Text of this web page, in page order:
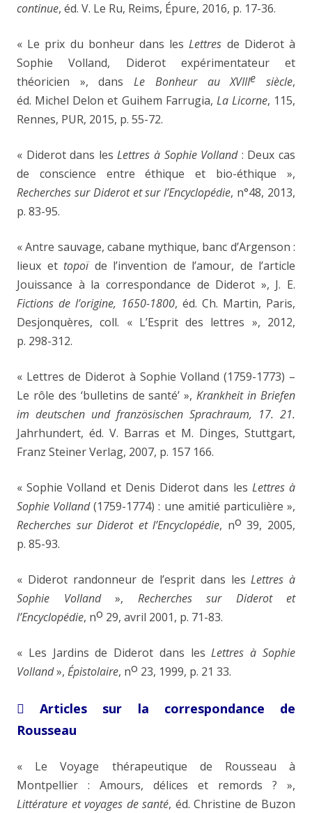
continue, éd. V. Le Ru, Reims, Épure, 2016, p. 17-36.
« Le prix du bonheur dans lesLettres de Diderot à
Sophie Volland, Diderot expérimentateur et
théoricien », dansLe Bonheur au XVIIIe siècle,
éd. Michel Delon et Guihem Farrugia, La Licorne, 115,
Rennes, PUR, 2015, p. 55-72.
« Diderot dans lesLettres à Sophie Volland: Deux cas
de conscience entre éthique et bio-éthique »,
Recherches sur Diderot et sur l’Encyclopédie, n°48, 2013,
p. 83-95.
« Antre sauvage, cabane mythique, banc d’Argenson :
lieux et topoï de l’invention de l’amour, de l’article
Jouissance à la correspondance de Diderot », J. E.
Fictions de l’origine, 1650-1800, éd. Ch. Martin, Paris,
Desjonquères, coll. « L’Esprit des lettres », 2012,
p. 298-312.
« Lettres de Diderot à Sophie Volland (1759-1773) –
Le rôle des ‘bulletins de santé’ »,Krankheit in Briefen
im deutschen und französischen Sprachraum, 17. 21.
Jahrhundert, éd. V. Barras et M. Dinges, Stuttgart,
Franz Steiner Verlag, 2007, p. 157 166.
« Sophie Volland et Denis Diderot dans les Lettres à
Sophie Volland(1759-1774) : une amitié particulière »,
Recherches sur Diderot et l’Encyclopédie, no 39, 2005,
p. 85-93.
« Diderot randonneur de l’esprit dans lesLettres à
Sophie Volland», Recherches sur Diderot et
l’Encyclopédie, no 29, avril 2001, p. 71-83.
« Les Jardins de Diderot dans lesLettres à Sophie
Volland», Épistolaire, no 23, 1999, p. 21 33.

Articles sur la correspondance de
Rousseau
« Le Voyage thérapeutique de Rousseau à
Montpellier : Amours, délices et remords ? »,
Littérature et voyages de santé, éd. Christine de Buzon